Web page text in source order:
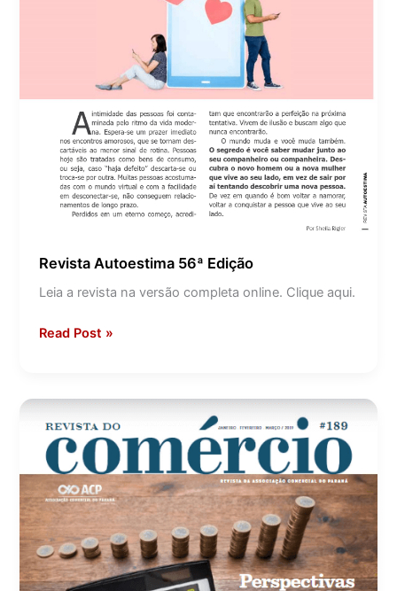
Revista Autoestima 56ª Edição
Leia a revista na versão completa online. Clique aqui.
Read Post »
189
Revista
do
Comércio
ACP
|
Janeiro,
Fevereiro